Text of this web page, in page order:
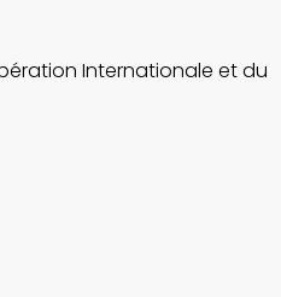
Internationale et du